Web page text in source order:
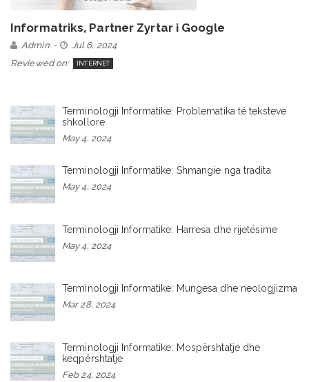
Informatriks, Partner Zyrtar i Google
Admin
Jul 6, 2024
Reviewed on:
INTERNET
Terminologji Informatike: Problematika të teksteve
shkollore
May 4, 2024
Terminologji Informatike: Shmangie nga tradita
May 4, 2024
Terminologji Informatike: Harresa dhe rijetësime
May 4, 2024
Terminologji Informatike: Mungesa dhe neologjizma
Mar 28, 2024
Terminologji Informatike: Mospërshtatje dhe
keqpërshtatje
Feb 24, 2024